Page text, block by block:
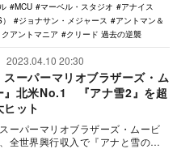
MCU マーベル・スタジオ
アナイス
ジョナサン・メジャース
アントマン＆
アントマニア
クリード 過去の逆襲
2023.04.10 20:30
スーパーマリオブラザーズ・ム
』北米No.1 『アナ雪2』を超
ヒット
スーパーマリオブラザーズ・ムービ
全世界興行収入で『アナと雪の女